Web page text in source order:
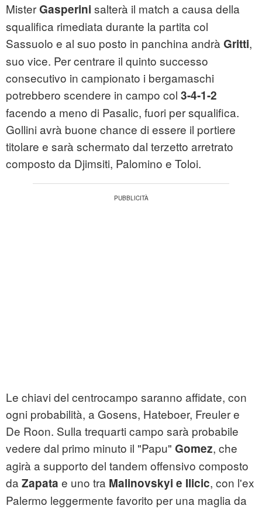
MisterGasperini salterà il match a causa della
squalifica rimediata durante la partita col
Sassuolo e al suo posto in panchina andrà Gritti,
suo vice. Per centrare il quinto successo
consecutivo in campionato i bergamaschi
potrebbero scendere in campo col 3-4-1-2
facendo a meno di Pasalic, fuori per squalifica.
Gollini avrà buone chance di essere il portiere
titolare e sarà schermato dal terzetto arretrato
composto da Djimsiti, Palomino e Toloi.
Le chiavi del centrocampo saranno affidate, con
ogni probabilità, a Gosens, Hateboer, Freuler e
De Roon. Sulla trequarti campo sarà probabile
vedere dal primo minuto il "Papu" Gomez, che
agirà a supporto del tandem offensivo composto
da Zapata e uno tra Malinovskyi e Ilicic, con l'ex
Palermo leggermente favorito per una maglia da